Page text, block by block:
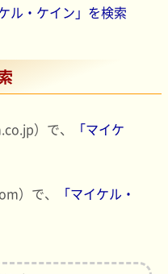
ル・ケイン」を検索
）で、
「マイケ
）で、
「マイケル・